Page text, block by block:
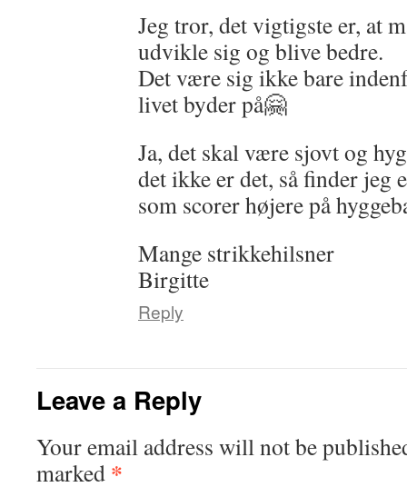
Jeg tror, det vigtigste er, at
udvikle sig og blive bedre.
Det være sig ikke bare
livet byder på🤗
Ja, det skal være sjovt og
det ikke er det, så finder jeg
som scorer højere på
Mange strikkehilsner
Birgitte
Reply
Leave a Reply
Your email address will not be
marked *